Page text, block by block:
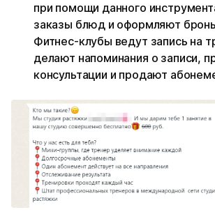
при помощи данного
заказы блюд и оформляют
Фитнес-клубы ведут запись на
делают напоминания о записи,
консультации и продают